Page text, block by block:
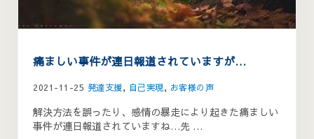
痛ましい事件が連日報道されていますが…
2021-11-25 発達支援, 自己実現, お客様の声
解決方法を誤ったり、感情の暴走により起きた痛ましい
事件が連日報道されていますね…先 …